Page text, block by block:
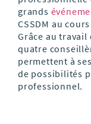
grands
CSSDM au
Grâce au
quatre
permettent à
de possibilités
professionnel.